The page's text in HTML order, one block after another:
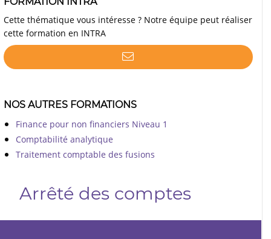
Cette thématique vous intéresse ? Notre équipe peut réaliser
cette formation en INTRA
NOS AUTRES FORMATIONS
Finance pour non financiers Niveau 1
Comptabilité analytique
Traitement comptable des fusions
Arrêté des comptes